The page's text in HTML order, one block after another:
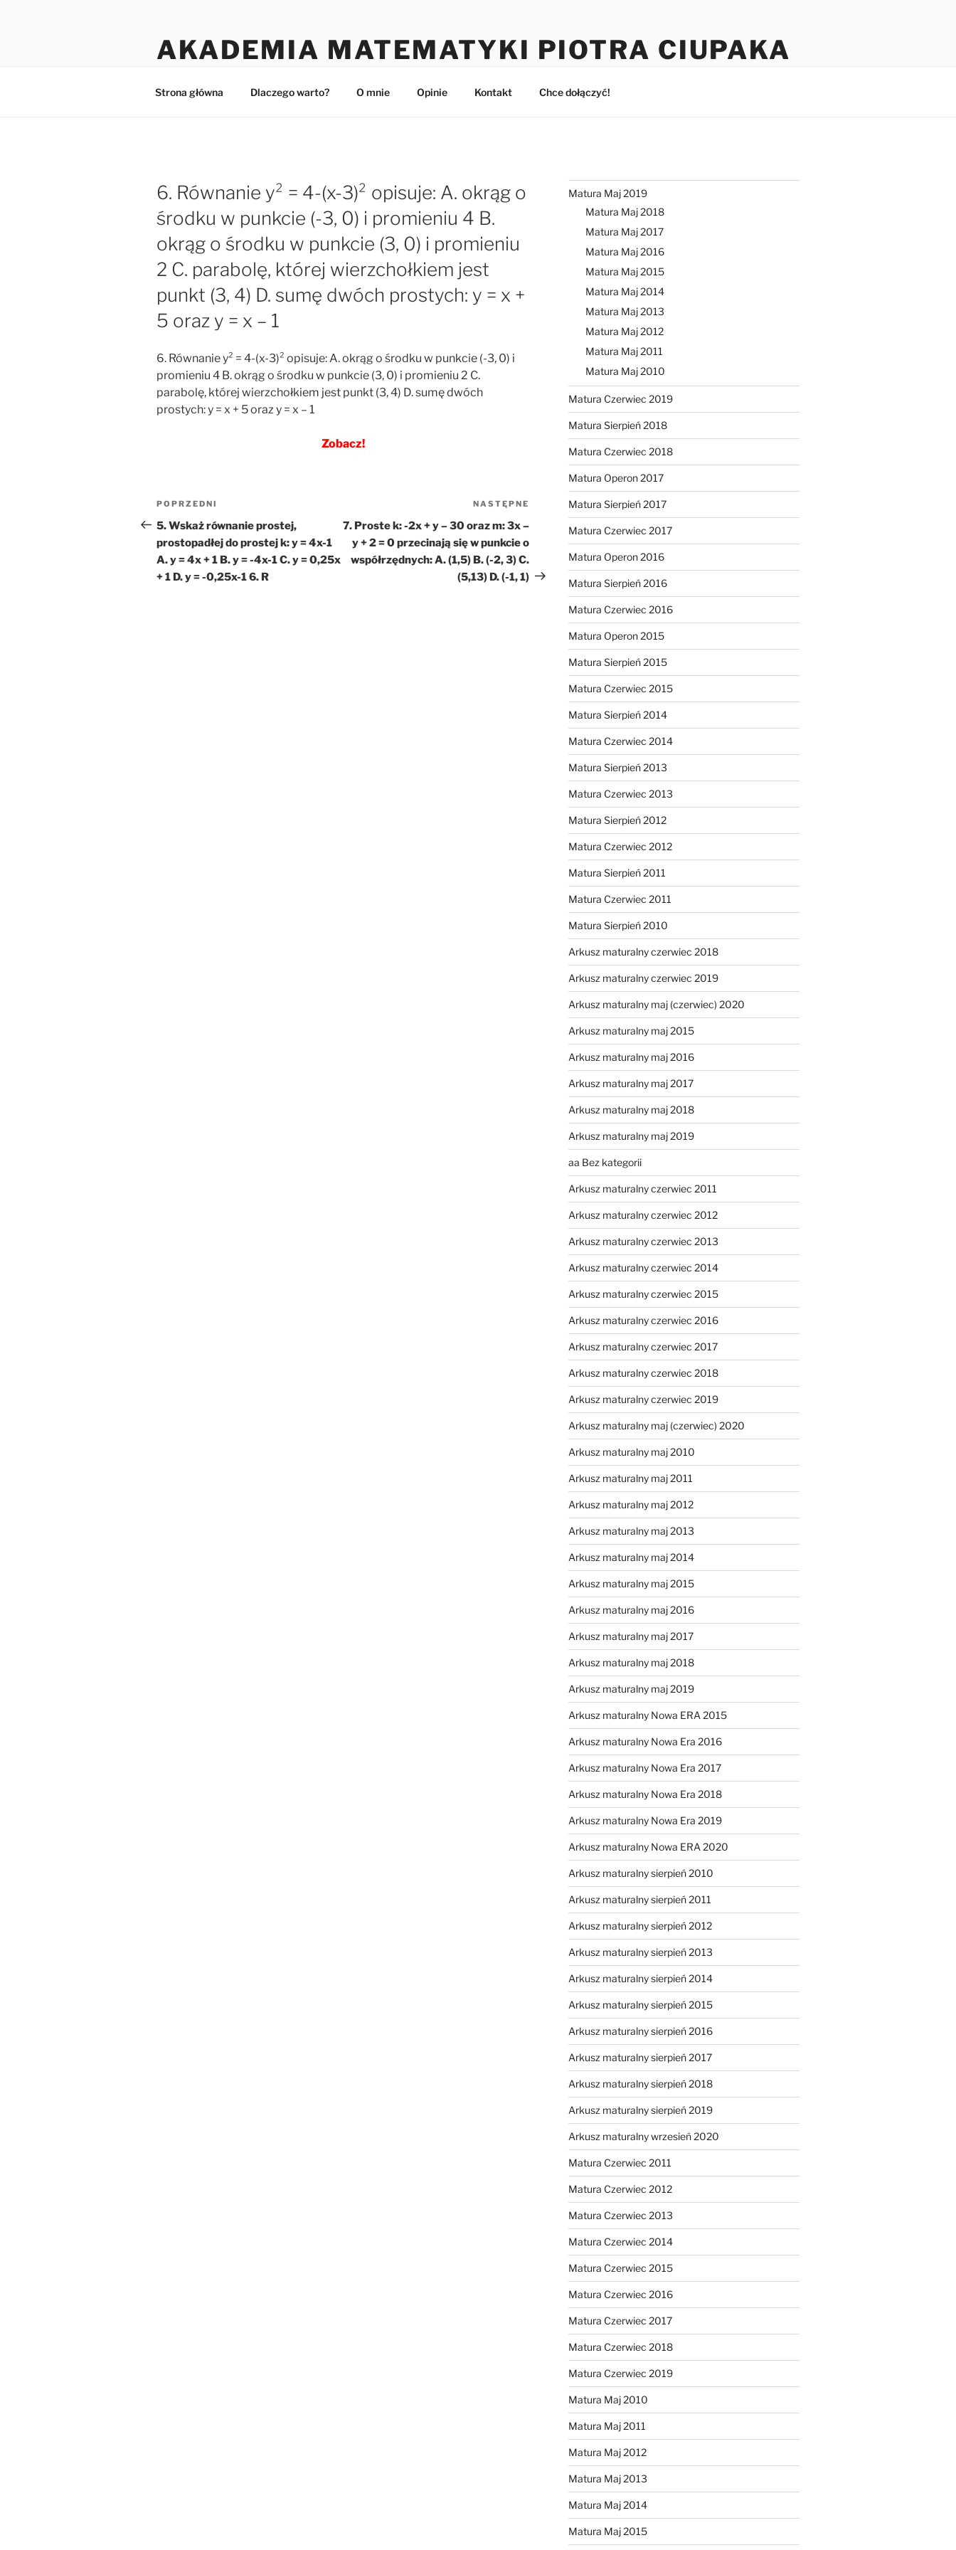
AKADEMIA MATEMATYKI PIOTRA CIUPAKA
Strona główna Dlaczego warto? O mnie Opinie Kontakt Chce dołączyć!
6. Równanie y² = 4-(x-3)² opisuje: A. okrąg o
środku w punkcie (-3, 0) i promieniu 4 B.
okrąg o środku w punkcie (3, 0) i promieniu
2 C. parabolę, której wierzchołkiem jest
punkt (3, 4) D. sumę dwóch prostych: y = x +
5 oraz y = x – 1
6. Równanie y² = 4-(x-3)² opisuje: A. okrąg o środku w punkcie (-3, 0) i
promieniu 4 B. okrąg o środku w punkcie (3, 0) i promieniu 2 C.
parabolę, której wierzchołkiem jest punkt (3, 4) D. sumę dwóch
prostych: y = x + 5 oraz y = x – 1
Zobacz!
Nawigacja
wpisu
Poprzedni
wpis
POPRZEDNI
5. Wskaż równanie prostej,
prostopadłej do prostej k: y = 4x-1
A. y = 4x + 1 B. y = -4x-1 C. y = 0,25x
+ 1 D. y = -0,25x-1 6. R
Następny
NASTĘPNE
7. Proste k: -2x + y – 30 oraz m: 3x –
y + 2 = 0 przecinają się w punkcie o
współrzędnych: A. (1,5) B. (-2, 3) C.
(5,13) D. (-1, 1)
Matura Maj 2019
Matura Maj 2018
Matura Maj 2017
Matura Maj 2016
Matura Maj 2015
Matura Maj 2014
Matura Maj 2013
Matura Maj 2012
Matura Maj 2011
Matura Maj 2010
Matura Czerwiec 2019
Matura Sierpień 2018
Matura Czerwiec 2018
Matura Operon 2017
Matura Sierpień 2017
Matura Czerwiec 2017
Matura Operon 2016
Matura Sierpień 2016
Matura Czerwiec 2016
Matura Operon 2015
Matura Sierpień 2015
Matura Czerwiec 2015
Matura Sierpień 2014
Matura Czerwiec 2014
Matura Sierpień 2013
Matura Czerwiec 2013
Matura Sierpień 2012
Matura Czerwiec 2012
Matura Sierpień 2011
Matura Czerwiec 2011
Matura Sierpień 2010
Arkusz maturalny czerwiec 2018
Arkusz maturalny czerwiec 2019
Arkusz maturalny maj (czerwiec) 2020
Arkusz maturalny maj 2015
Arkusz maturalny maj 2016
Arkusz maturalny maj 2017
Arkusz maturalny maj 2018
Arkusz maturalny maj 2019
aa Bez kategorii
Arkusz maturalny czerwiec 2011
Arkusz maturalny czerwiec 2012
Arkusz maturalny czerwiec 2013
Arkusz maturalny czerwiec 2014
Arkusz maturalny czerwiec 2015
Arkusz maturalny czerwiec 2016
Arkusz maturalny czerwiec 2017
Arkusz maturalny czerwiec 2018
Arkusz maturalny czerwiec 2019
Arkusz maturalny maj (czerwiec) 2020
Arkusz maturalny maj 2010
Arkusz maturalny maj 2011
Arkusz maturalny maj 2012
Arkusz maturalny maj 2013
Arkusz maturalny maj 2014
Arkusz maturalny maj 2015
Arkusz maturalny maj 2016
Arkusz maturalny maj 2017
Arkusz maturalny maj 2018
Arkusz maturalny maj 2019
Arkusz maturalny Nowa ERA 2015
Arkusz maturalny Nowa Era 2016
Arkusz maturalny Nowa Era 2017
Arkusz maturalny Nowa Era 2018
Arkusz maturalny Nowa Era 2019
Arkusz maturalny Nowa ERA 2020
Arkusz maturalny sierpień 2010
Arkusz maturalny sierpień 2011
Arkusz maturalny sierpień 2012
Arkusz maturalny sierpień 2013
Arkusz maturalny sierpień 2014
Arkusz maturalny sierpień 2015
Arkusz maturalny sierpień 2016
Arkusz maturalny sierpień 2017
Arkusz maturalny sierpień 2018
Arkusz maturalny sierpień 2019
Arkusz maturalny wrzesień 2020
Matura Czerwiec 2011
Matura Czerwiec 2012
Matura Czerwiec 2013
Matura Czerwiec 2014
Matura Czerwiec 2015
Matura Czerwiec 2016
Matura Czerwiec 2017
Matura Czerwiec 2018
Matura Czerwiec 2019
Matura Maj 2010
Matura Maj 2011
Matura Maj 2012
Matura Maj 2013
Matura Maj 2014
Matura Maj 2015